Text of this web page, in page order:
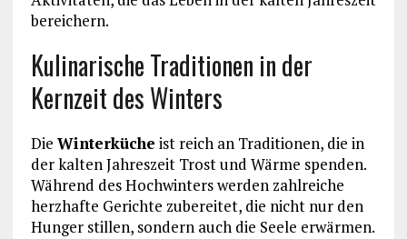
bereichern.
Kulinarische Traditionen in der
Kernzeit des Winters
Die Winterküche ist reich an Traditionen, die in
der kalten Jahreszeit Trost und Wärme spenden.
Während des Hochwinters werden zahlreiche
herzhafte Gerichte zubereitet, die nicht nur den
Hunger stillen, sondern auch die Seele erwärmen.